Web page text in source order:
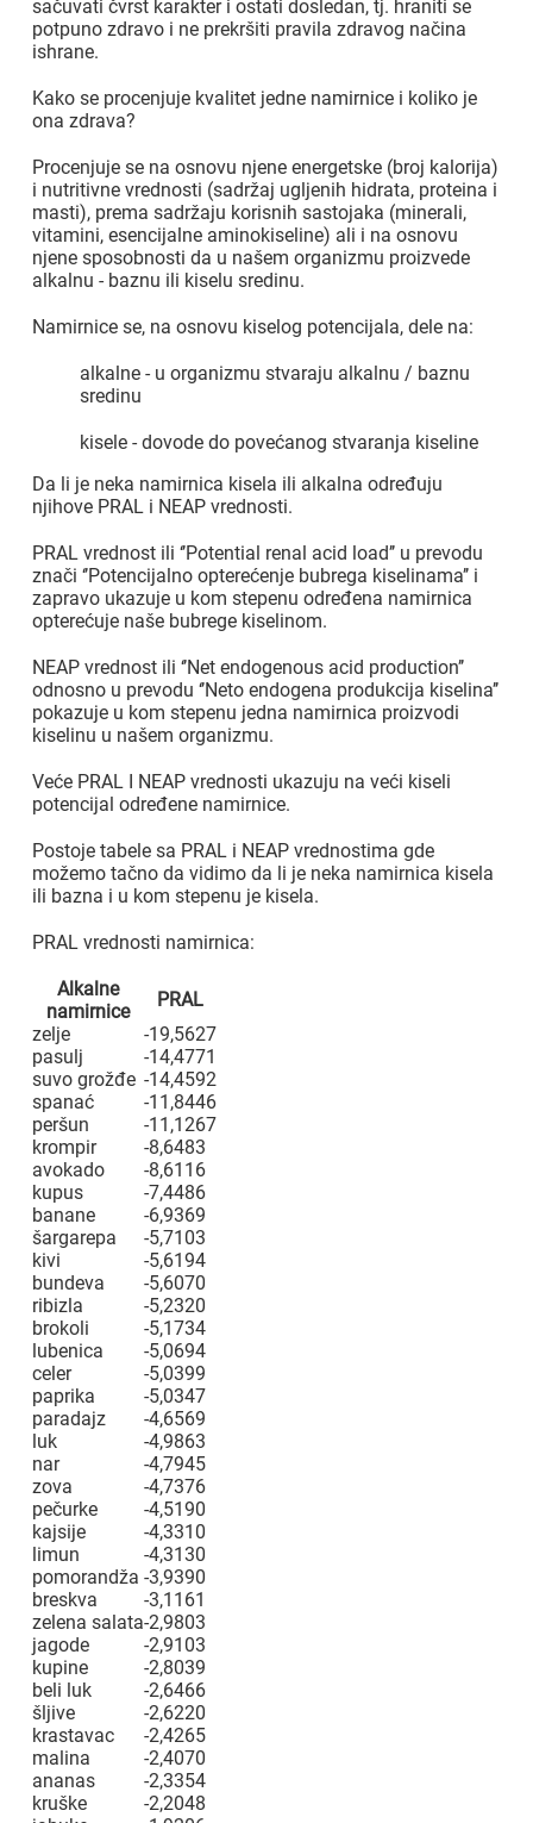
sačuvati čvrst karakter i ostati dosledan, tj. hraniti se
potpuno zdravo i ne prekršiti pravila zdravog načina
ishrane.
Kako se procenjuje kvalitet jedne namirnice i koliko je
ona zdrava?
Procenjuje se na osnovu njene energetske (broj kalorija)
i nutritivne vrednosti (sadržaj ugljenih hidrata, proteina i
masti), prema sadržaju korisnih sastojaka (minerali,
vitamini, esencijalne aminokiseline) ali i na osnovu
njene sposobnosti da u našem organizmu proizvede
alkalnu - baznu ili kiselu sredinu.
Namirnice se, na osnovu kiselog potencijala, dele na:
alkalne - u organizmu stvaraju alkalnu / baznu
sredinu
kisele - dovode do povećanog stvaranja kiseline
Da li je neka namirnica kisela ili alkalna određuju
njihove PRAL i NEAP vrednosti.
PRAL vrednost ili ‘’Potential renal acid load’’ u prevodu
znači ‘’Potencijalno opterećenje bubrega kiselinama’’ i
zapravo ukazuje u kom stepenu određena namirnica
opterećuje naše bubrege kiselinom.
NEAP vrednost ili ‘’Net endogenous acid production’’
odnosno u prevodu ‘’Neto endogena produkcija kiselina’’
pokazuje u kom stepenu jedna namirnica proizvodi
kiselinu u našem organizmu.
Veće PRAL I NEAP vrednosti ukazuju na veći kiseli
potencijal određene namirnice.
Postoje tabele sa PRAL i NEAP vrednostima gde
možemo tačno da vidimo da li je neka namirnica kisela
ili bazna i u kom stepenu je kisela.
PRAL vrednosti namirnica:
Alkalne
namirnice
PRAL
zelje
-19,5627
pasulj
-14,4771
suvo grožđe -14,4592
spanać
-11,8446
peršun
-11,1267
krompir
-8,6483
avokado
-8,6116
kupus
-7,4486
banane
-6,9369
šargarepa
-5,7103
kivi
-5,6194
bundeva
-5,6070
ribizla
-5,2320
brokoli
-5,1734
lubenica
-5,0694
celer
-5,0399
paprika
-5,0347
paradajz
-4,6569
luk
-4,9863
nar
-4,7945
zova
-4,7376
pečurke
-4,5190
kajsije
-4,3310
limun
-4,3130
pomorandža -3,9390
breskva
-3,1161
zelena salata-2,9803
jagode
-2,9103
kupine
-2,8039
beli luk
-2,6466
šljive
-2,6220
krastavac
-2,4265
malina
-2,4070
ananas
-2,3354
kruške
-2,2048